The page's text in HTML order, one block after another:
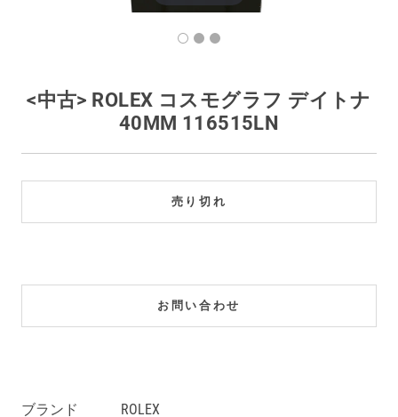
<中古> ROLEX コスモグラフ デイトナ
40MM 116515LN
売り切れ
お問い合わせ
ブランド ROLEX